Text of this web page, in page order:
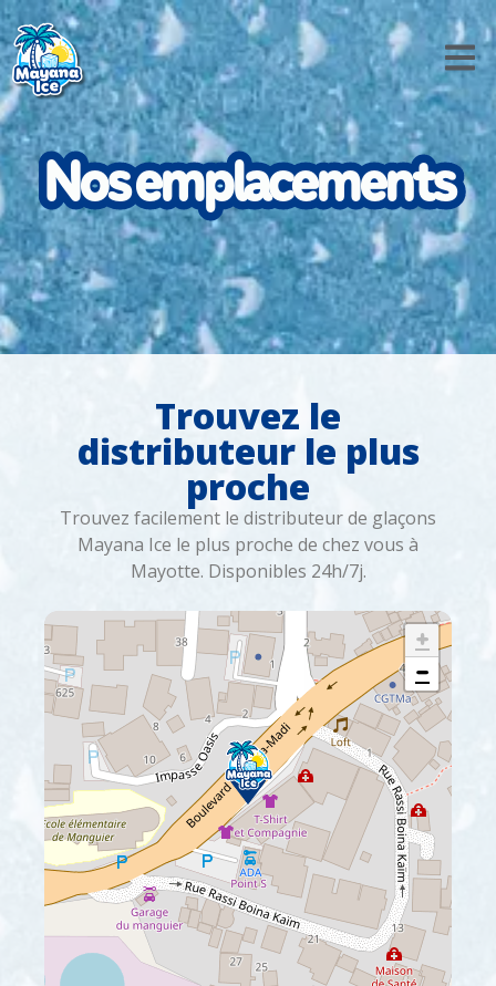
Nos emplacements
Nos emplacements
Trouvez le
distributeur le plus
proche
Trouvez facilement le distributeur de glaçons
Mayana Ice le plus proche de chez vous à
Mayotte. Disponibles 24h/7j.
+
−